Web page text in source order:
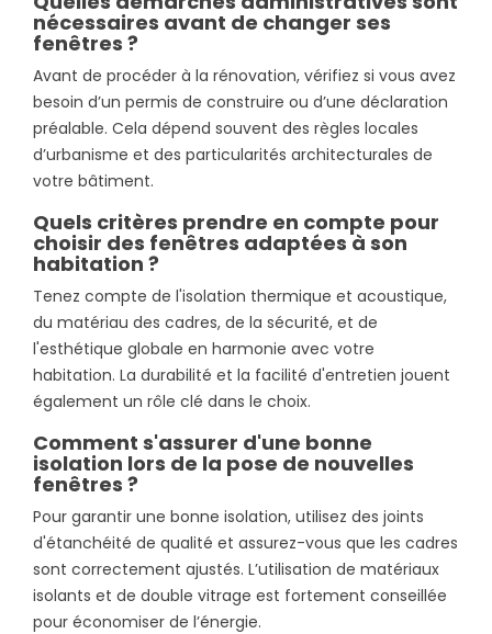
nécessaires avant de changer ses
fenêtres ?
Avant de procéder à la rénovation, vérifiez si vous avez
besoin d’un permis de construire ou d’une déclaration
préalable. Cela dépend souvent des règles locales
d’urbanisme et des particularités architecturales de
votre bâtiment.
Quels critères prendre en compte pour
choisir des fenêtres adaptées à son
habitation ?
Tenez compte de l'isolation thermique et acoustique,
du matériau des cadres, de la sécurité, et de
l'esthétique globale en harmonie avec votre
habitation. La durabilité et la facilité d'entretien jouent
également un rôle clé dans le choix.
Comment s'assurer d'une bonne
isolation lors de la pose de nouvelles
fenêtres ?
Pour garantir une bonne isolation, utilisez des joints
d'étanchéité de qualité et assurez-vous que les cadres
sont correctement ajustés. L’utilisation de matériaux
isolants et de double vitrage est fortement conseillée
pour économiser de l’énergie.